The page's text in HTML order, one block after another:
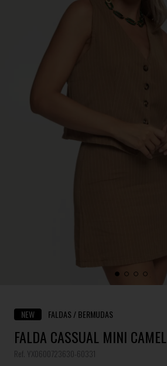
NEW FALDAS / BERMUDAS
FALDA CASSUAL MINI CAMEL
Ref. YX0600723630-60331